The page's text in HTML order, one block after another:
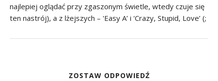
najlepiej oglądać przy zgaszonym świetle, wtedy czuje się
ten nastrój), a z lżejszych – 'Easy A’ i 'Crazy, Stupid, Love’ (;
ZOSTAW ODPOWIEDŹ